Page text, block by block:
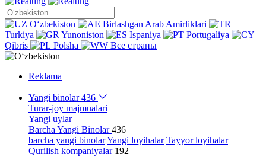
Oʻzbekiston
Birlashgan Arab Amirliklari
Turkiya
Yunoniston Ispaniya
Portugaliya
Qibris
Polsha Все страны
Reklama
Yangi binolar436
Turar-joy majmualari
Yangi uylar
Barcha Yangi Binolar436
barcha yangi binolarYangi loyihalar Tayyor loyihalar
Qurilish kompaniyalar 192